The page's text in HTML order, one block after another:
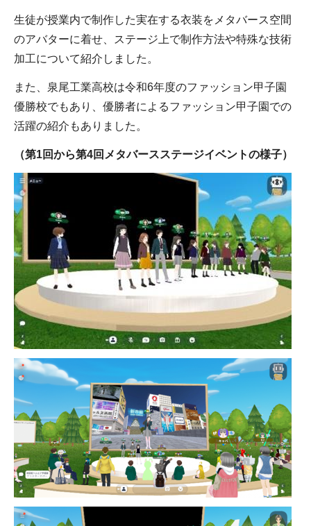
生徒が授業内で制作した実在する衣装をメタバース空間
のアバターに着せ、ステージ上で制作方法や特殊な技術
加工について紹介しました。
また、泉尾工業高校は令和6年度のファッション甲子園
優勝校でもあり、優勝者によるファッション甲子園での
活躍の紹介もありました。
（第1回から第4回メタバースステージイベントの様子）